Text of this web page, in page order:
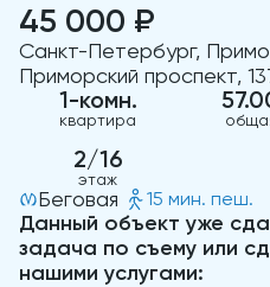
45 000 ₽
Санкт-Петербург,
Приморский проспект,
1-комн.
квартира
2/16
этаж
Беговая 15 мин. пеш.
Данный объект уже
задача по съему или
нашими услугами: